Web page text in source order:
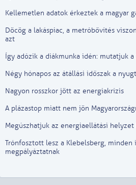
Kellemetlen adatok érkeztek a magyar
Döcög a lakáspiac, a metróbővítés
azt
Így adózik a diákmunka idén: mutatjuk
Négy hónapos az átállási időszak a
Nagyon rosszkor jött az energiakrízis
A plázastop miatt nem jön
Megúszhatjuk az energiaellátási helyzet
Trónfosztott lesz a Klebelsberg,
megpályáztatnak